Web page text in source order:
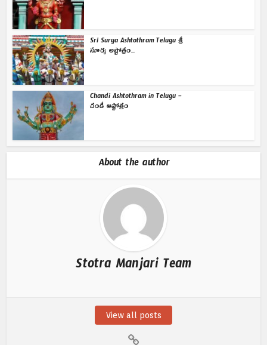
Sri Surya Ashtothram Telugu శ్రీ
సూర్య అష్టోత్రం...
Chandi Ashtothram in Telugu –
చండీ అష్టోత్రం
About the author
Stotra Manjari Team
View all posts